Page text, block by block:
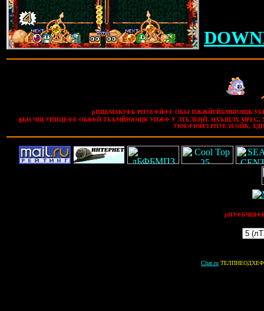
рПЦБМХКУФБ РПУЕФЙФЕ ОБЫ ПЖЖЙГЙБМШОЩК
фБН ЧЩ УНПЦЕФЕ ОБКФЙ ТБЪМЙЮОЩК УПЖФ У ЛТЬЛБНЙ, НХЪЩЛХ
УЮЕФЮЙЛ РПУЕЭЕОЙК,
Chat.ru